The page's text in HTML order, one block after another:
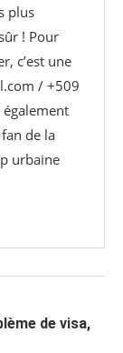
plus
! Pour
c’est une
/ +509
de la
urbaine
de visa,